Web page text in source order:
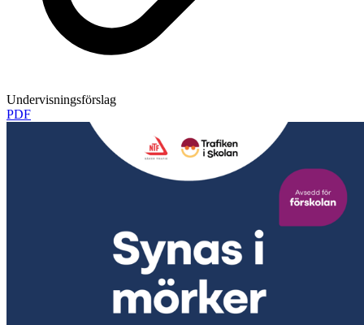
Undervisningsförslag
PDF